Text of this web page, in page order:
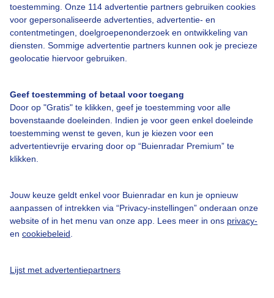
toestemming. Onze 114 advertentie partners gebruiken cookies
voor gepersonaliseerde advertenties, advertentie- en
contentmetingen, doelgroepenonderzoek en ontwikkeling van
diensten. Sommige advertentie partners kunnen ook je precieze
geolocatie hiervoor gebruiken.
Geef toestemming of betaal voor toegang
Door op "Gratis" te klikken, geef je toestemming voor alle
bovenstaande doeleinden. Indien je voor geen enkel doeleinde
toestemming wenst te geven, kun je kiezen voor een
advertentievrije ervaring door op “Buienradar Premium” te
klikken.
Jouw keuze geldt enkel voor Buienradar en kun je opnieuw
aanpassen of intrekken via “Privacy-instellingen” onderaan onze
website of in het menu van onze app. Lees meer in ons privacy-
en cookiebeleid
Lijst met advertentiepartners
Bedrijfsgegevens
Veelgestelde vragen
Contact
Gebruikersvoorwaarden
Adverteren